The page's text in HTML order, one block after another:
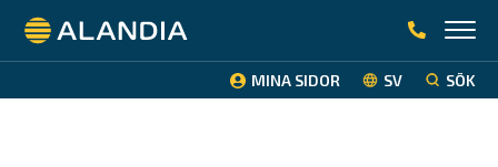
Alandia
MINA SIDOR SV SÖK